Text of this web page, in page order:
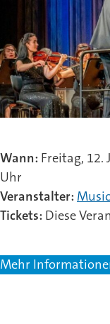
Wann: Freitag, 12.
Uhr
Veranstalter:
Tickets: Diese
Mehr